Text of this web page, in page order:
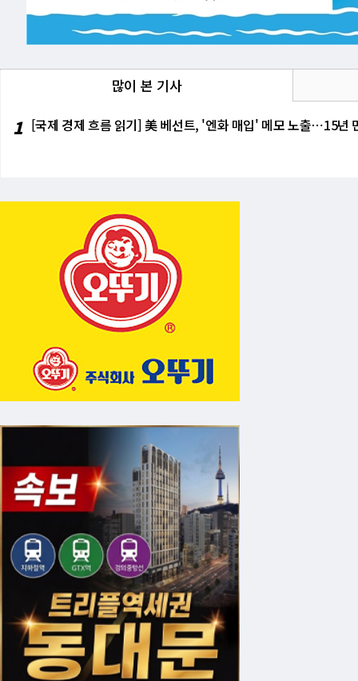
기업용 AI 시장의 심각한 신뢰 위기를
있다. 한편, 구글이 AI 모델 복제에 민
조적 취약성을 방증한다. 실리콘밸리
린 '모래성'이 얼마나 취약한지 보여주
때, 자산 시장은 긴 암흑기를 보냈습
늘로 막을 내렸습니다. 이제 투자자들
치화가 부를 외환·금융 시장의 거대
FOMC에서 기준금리를 연
반영해 인플레이션 경계감으로 선회
많이 본 기사
1 [국제 경제 흐름 읽기] 美 베선트, '엔화 매입' 메모 노출⋯15년